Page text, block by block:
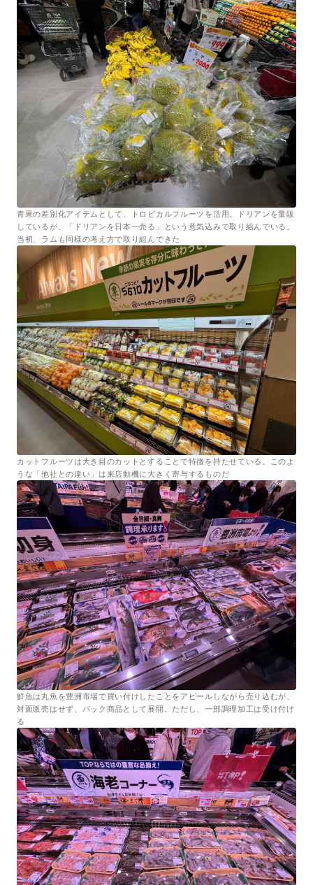
青果の差別化アイテムとして、トロピカルフルーツを活用。ドリアンを量販
しているが、「ドリアンを日本一売る」という意気込みで取り組んでいる。
当初、ラムも同様の考え方で取り組んできた
カットフルーツは大き目のカットとすることで特徴を持たせている。このよ
うな「他社との違い」は来店動機に大きく寄与するものだ
鮮魚は丸魚を豊洲市場で買い付けしたことをアピールしながら売り込むが、
対面販売はせず、パック商品として展開。ただし、一部調理加工は受け付け
る